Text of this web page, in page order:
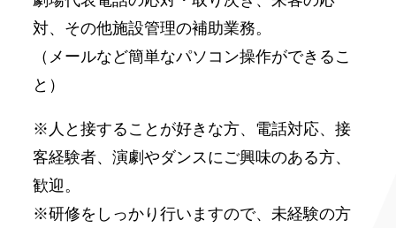
対、その他施設管理の補助業務。
（メールなど簡単なパソコン操作ができるこ
と）
※人と接することが好きな方、電話対応、接
客経験者、演劇やダンスにご興味のある方、
歓迎。
※研修をしっかり行いますので、未経験の方